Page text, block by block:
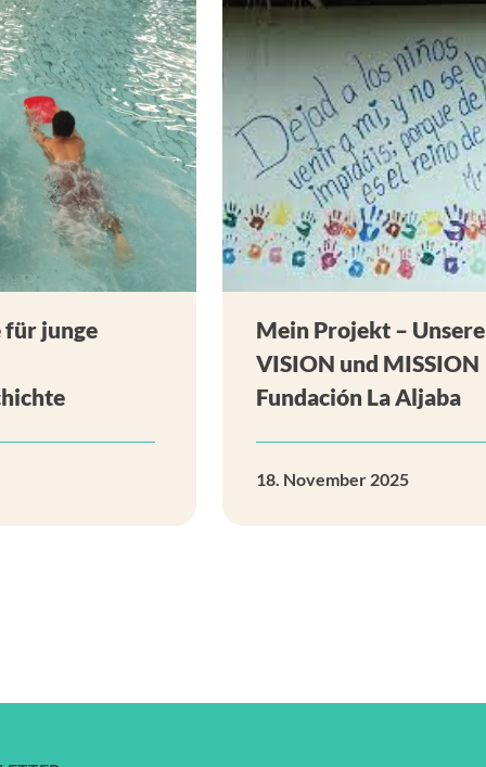
für junge
Mein Projekt – Unsere
VISION und MISSION
Fundación La Aljaba
18. November 2025